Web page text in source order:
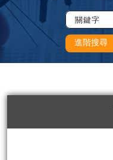
進階搜尋